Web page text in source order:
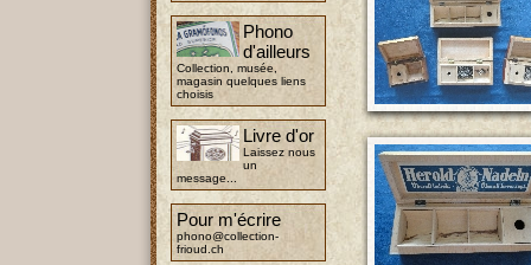
Phono
d'ailleurs
Collection, musée,
magasin quelques liens
choisis
Livre d'or
Laissez nous
un
message...
Pour m'écrire
phono@collection-
frioud.ch